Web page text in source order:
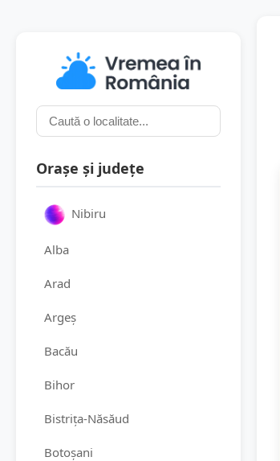
Orașe și județe
Nibiru
Alba
Arad
Argeș
Bacău
Bihor
Bistrița-Năsăud
Botoșani